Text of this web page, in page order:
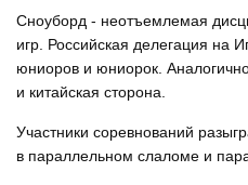
Сноуборд - неотъемлемая
игр. Российская делегация на
юниоров и юниорок.
и китайская сторона.
Участники соревнований
в параллельном слаломе и